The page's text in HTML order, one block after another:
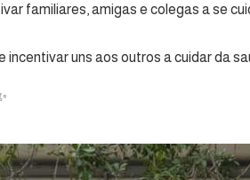
familiares, amigas e colegas a se
uns aos outros a cuidar da